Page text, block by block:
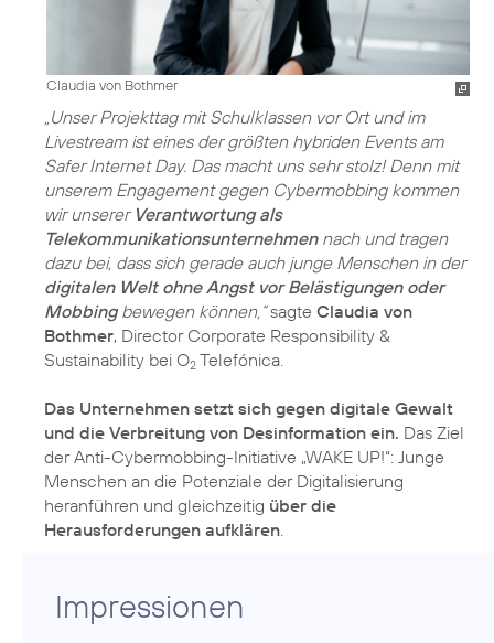
Claudia von Bothmer
„Unser Projekttag mit Schulklassen vor Ort und im
Livestream ist eines der größten hybriden Events am
Safer Internet Day. Das macht uns sehr stolz! Denn mit
unserem Engagement gegen Cybermobbing kommen
wir unserer Verantwortung als
Telekommunikationsunternehmennach und tragen
dazu bei, dass sich gerade auch junge Menschen in der
digitalen Welt ohne Angst vor Belästigungen oder
Mobbingbewegen können,“sagte Claudia von
Bothmer, Director Corporate Responsibility &
Sustainability bei O2 Telefónica.
Das Unternehmen setzt sich gegen digitale Gewalt
und die Verbreitung von Desinformation ein. Das Ziel
der Anti-Cybermobbing-Initiative „WAKE UP!“: Junge
Menschen an die Potenziale der Digitalisierung
heranführen und gleichzeitig über die
Herausforderungen aufklären
Impressionen